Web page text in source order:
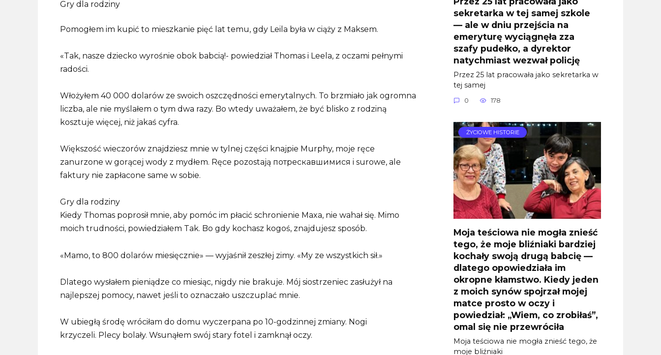
Gry dla rodziny
Pomogłem im kupić to mieszkanie pięć lat temu, gdy Leila była w ciąży z Maksem.
«Tak, nasze dziecko wyrośnie obok babcią!- powiedział Thomas i Leela, z oczami pełnymi
radości.
Włożyłem 40 000 dolarów ze swoich oszczędności emerytalnych. To brzmiało jak ogromna
liczba, ale nie myślałem o tym dwa razy. Bo wtedy uważałem, że być blisko z rodziną
kosztuje więcej, niż jakaś cyfra.
Większość wieczorów znajdziesz mnie w tylnej części knajpie Murphy, moje ręce
zanurzone w gorącej wody z mydłem. Ręce pozostają потрескавшимися i surowe, ale
faktury nie zapłacone same w sobie.
Gry dla rodziny
Kiedy Thomas poprosił mnie, aby pomóc im płacić schronienie Maxa, nie wahał się. Mimo
moich trudności, powiedziałem Tak. Bo gdy kochasz kogoś, znajdujesz sposób.
«Mamo, to 800 dolarów miesięcznie» — wyjaśnił zeszłej zimy. «My ze wszystkich sił.»
Dlatego wysłałem pieniądze co miesiąc, nigdy nie brakuje. Mój siostrzeniec zasłużył na
najlepszej pomocy, nawet jeśli to oznaczało uszczuplać mnie.
W ubiegłą środę wróciłam do domu wyczerpana po 10-godzinnej zmiany. Nogi
krzyczeli. Plecy bolały. Wsunąłem swój stary fotel i zamknął oczy.
sekretarka w tej samej szkole
— ale w dniu przejścia na
emeryturę wyciągnęła zza
szafy pudełko, a dyrektor
natychmiast wezwał policję
Przez 25 lat pracowała jako sekretarka w
tej samej
0 178
ŻYCIOWE HISTORIE
Moja teściowa nie mogła znieść
tego, że moje bliźniaki bardziej
kochały swoją drugą babcię —
dlatego opowiedziała im
okropne kłamstwo. Kiedy jeden
z moich synów spojrzał mojej
matce prosto w oczy i
powiedział: „Wiem, co zrobiłaś”,
omal się nie przewróciła
Moja teściowa nie mogła znieść tego, że
moje bliźniaki